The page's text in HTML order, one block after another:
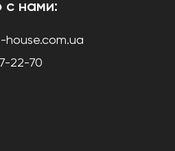
с нами:
house.com.ua
22-70